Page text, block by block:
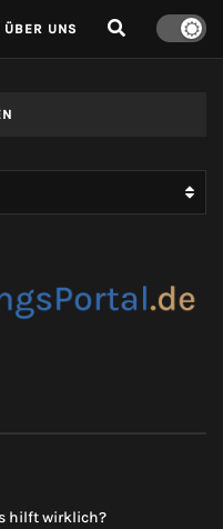
ÜBER UNS
hilft wirklich?